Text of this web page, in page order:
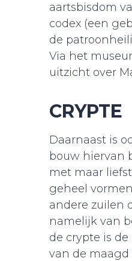
aartsbisdom
codex (een
de
Via het
uitzicht over
CRYPTE
Daarnaast is
bouw hiervan
met maar
geheel
andere zuilen
namelijk van
de crypte is
van de maagd